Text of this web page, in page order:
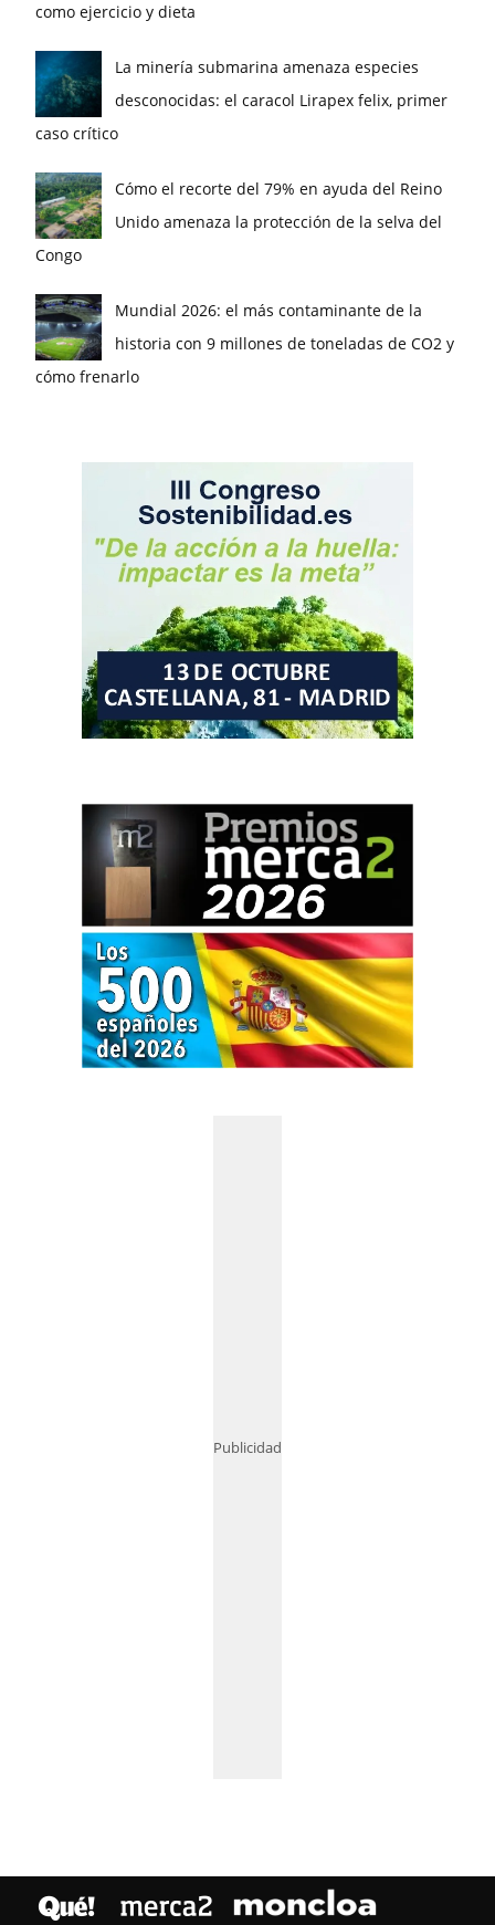
como ejercicio y dieta
La minería submarina amenaza especies
desconocidas: el caracol Lirapex felix, primer
caso crítico
Cómo el recorte del 79% en ayuda del Reino
Unido amenaza la protección de la selva del
Congo
Mundial 2026: el más contaminante de la
historia con 9 millones de toneladas de CO2 y
cómo frenarlo
Publicidad